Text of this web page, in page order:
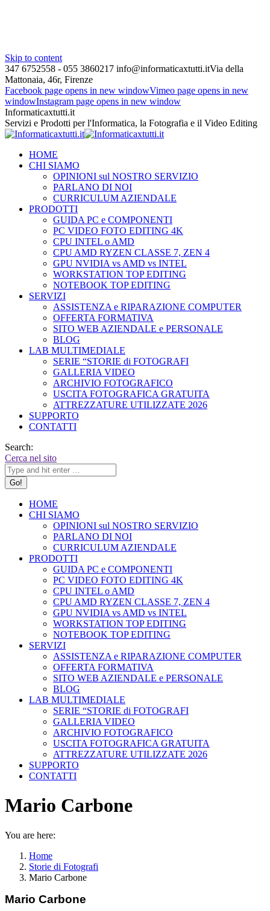
Skip to content
347 6752558 - 055 3860217 info@informaticaxtutti.itVia della
Mattonaia, 46r, Firenze
Facebook page opens in new windowVimeo page opens in new
windowInstagram page opens in new window
Informaticaxtutti.it
Servizi e Prodotti per l'Informatica, la Fotografia e il Video Editing
HOME
CHI SIAMO
OPINIONI sul NOSTRO SERVIZIO
PARLANO DI NOI
CURRICULUM AZIENDALE
PRODOTTI
GUIDA PC e COMPONENTI
PC VIDEO FOTO EDITING 4K
CPU INTEL o AMD
CPU AMD RYZEN CLASSE 7, ZEN 4
GPU NVIDIA vs AMD vs INTEL
WORKSTATION TOP EDITING
NOTEBOOK TOP EDITING
SERVIZI
ASSISTENZA e RIPARAZIONE COMPUTER
OFFERTA FORMATIVA
SITO WEB AZIENDALE e PERSONALE
BLOG
LAB MULTIMEDIALE
SERIE “STORIE di FOTOGRAFI
GALLERIA VIDEO
ARCHIVIO FOTOGRAFICO
USCITA FOTOGRAFICA GRATUITA
ATTREZZATURE UTILIZZATE 2026
SUPPORTO
CONTATTI
Search:
Cerca nel sito
HOME
CHI SIAMO
OPINIONI sul NOSTRO SERVIZIO
PARLANO DI NOI
CURRICULUM AZIENDALE
PRODOTTI
GUIDA PC e COMPONENTI
PC VIDEO FOTO EDITING 4K
CPU INTEL o AMD
CPU AMD RYZEN CLASSE 7, ZEN 4
GPU NVIDIA vs AMD vs INTEL
WORKSTATION TOP EDITING
NOTEBOOK TOP EDITING
SERVIZI
ASSISTENZA e RIPARAZIONE COMPUTER
OFFERTA FORMATIVA
SITO WEB AZIENDALE e PERSONALE
BLOG
LAB MULTIMEDIALE
SERIE “STORIE di FOTOGRAFI
GALLERIA VIDEO
ARCHIVIO FOTOGRAFICO
USCITA FOTOGRAFICA GRATUITA
ATTREZZATURE UTILIZZATE 2026
SUPPORTO
CONTATTI
Mario Carbone
You are here:
Home
Storie di Fotografi
Mario Carbone
Mario Carbone